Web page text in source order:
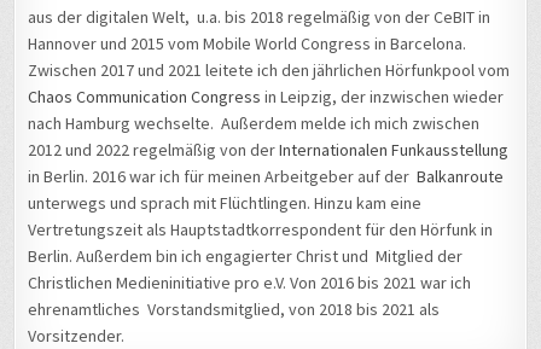
aus der digitalen Welt, u.a. bis 2018 regelmäßig von der CeBIT in
Hannover und 2015 vom Mobile World Congress in Barcelona.
Zwischen 2017 und 2021 leitete ich den jährlichen Hörfunkpool vom
Chaos Communication Congress in Leipzig, der inzwischen wieder
nach Hamburg wechselte. Außerdem melde ich mich zwischen
2012 und 2022 regelmäßig von derInternationalen Funkausstellung
in Berlin. 2016 war ich für meinen Arbeitgeber auf derBalkanroute
unterwegs und sprach mit Flüchtlingen. Hinzu kam eine
Vertretungszeit als Hauptstadtkorrespondent für den Hörfunk in
Berlin. Außerdem bin ich engagierter Christ und Mitglied der
Christlichen Medieninitiative pro e.V. Von 2016 bis 2021 war ich
ehrenamtliches Vorstandsmitglied, von 2018 bis 2021 als
Vorsitzender.